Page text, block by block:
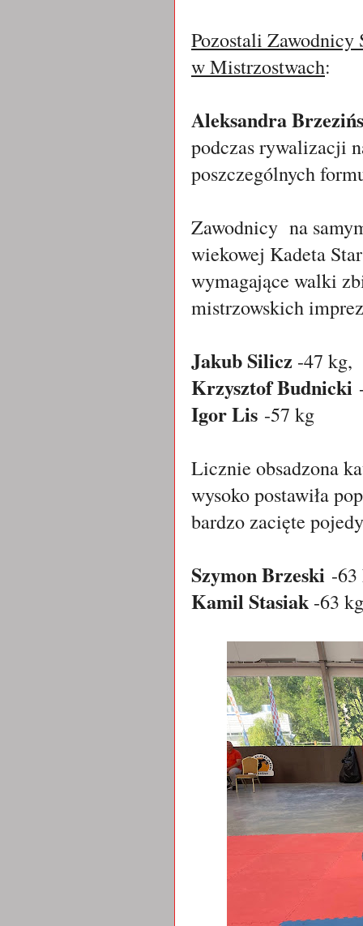
Pozostali
w Mistrzostwach:
Aleksandra
podczas rywalizacji
poszczególnych
Zawodnicy na
wiekowej Kadeta
wymagające walki
mistrzowskich
Jakub Silicz -47 kg,
Krzysztof Budnicki
Igor Lis -57 kg
Licznie obsadzona
wysoko postawiła
bardzo zacięte
Szymon Brzeski -
Kamil Stasiak -63 kg